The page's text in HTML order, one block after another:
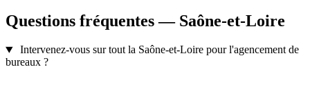
Questions fréquentes — Saône-et-Loire
Intervenez-vous sur tout la Saône-et-Loire pour l'agencement de
bureaux ?